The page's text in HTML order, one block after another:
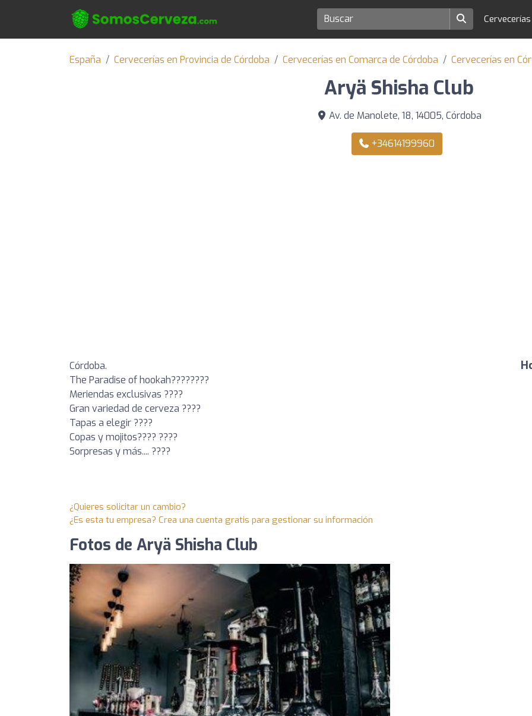
España Cervecerías en Provincia de Córdoba Cervecerías en Comarca de Córdoba Cervecerías en
Aryä Shisha Club
Av. de Manolete, 18, 14005, Córdoba
+34614199960
Córdoba.
The Paradise of hookah????????
Meriendas exclusivas ????
Gran variedad de cerveza ????
Tapas a elegir ????
Copas y mojitos???? ????
Sorpresas y más.... ????
¿Quieres solicitar un cambio?
¿Es esta tu empresa? Crea una cuenta gratis para gestionar su información
Fotos de Aryä Shisha Club